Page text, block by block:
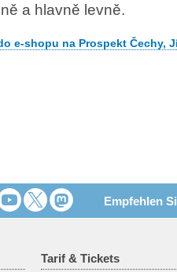
a hlavně levně.
e-shopu na Prospekt Čechy,
Empfehlen
Tarif & Tickets